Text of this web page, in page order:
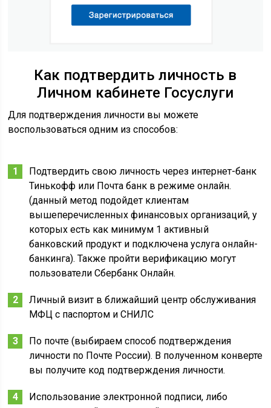
Как подтвердить личность в
Личном кабинете Госуслуги
Для подтверждения личности вы можете
воспользоваться одним из способов:
Подтвердить свою личность через интернет-банк
Тинькофф или Почта банк в режиме онлайн.
(данный метод подойдет клиентам
вышеперечисленных финансовых организаций, у
которых есть как минимум 1 активный
банковский продукт и подключена услуга онлайн-
банкинга). Также пройти верификацию могут
пользователи Сбербанк Онлайн.
Личный визит в ближайший центр обслуживания
МФЦ с паспортом и СНИЛС
По почте (выбираем способ подтверждения
личности по Почте России). В полученном конверте
вы получите код подтверждения личности.
Использование электронной подписи, либо